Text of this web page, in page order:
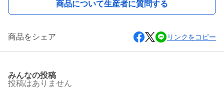
商品について生産者に質問する
商品をシェア リンクをコピー
みんなの投稿
投稿はありません